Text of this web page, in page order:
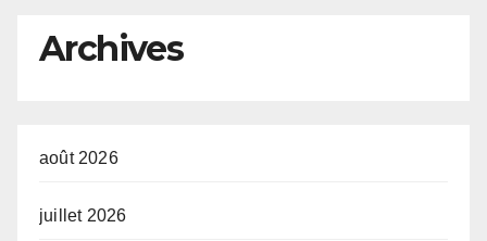
(AUDA-NEPAD)
Archives
août 2026
juillet 2026